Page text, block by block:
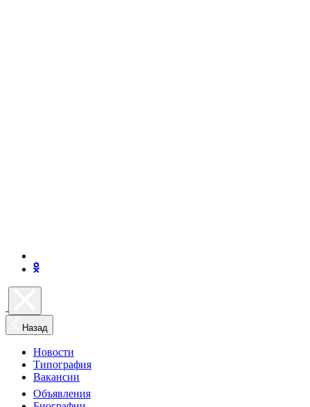
Назад
Новости
Типография
Вакансии
Объявления